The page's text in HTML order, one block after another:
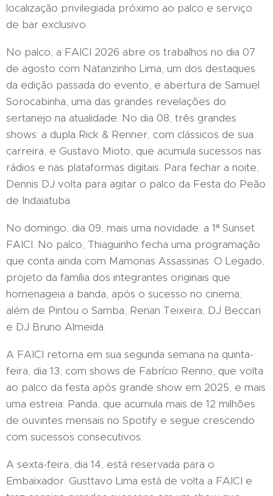
localização privilegiada próximo ao palco e serviço
de bar exclusivo.
No palco, a FAICI 2026 abre os trabalhos no dia 07
de agosto com Natanzinho Lima, um dos destaques
da edição passada do evento, e abertura de Samuel
Sorocabinha, uma das grandes revelações do
sertanejo na atualidade. No dia 08, três grandes
shows: a dupla Rick & Renner, com clássicos de sua
carreira, e Gustavo Mioto, que acumula sucessos nas
rádios e nas plataformas digitais. Para fechar a noite,
Dennis DJ volta para agitar o palco da Festa do Peão
de Indaiatuba.
No domingo, dia 09, mais uma novidade: a 1ª Sunset
FAICI. No palco, Thiaguinho fecha uma programação
que conta ainda com Mamonas Assassinas: O Legado,
projeto da família dos integrantes originais que
homenageia a banda, após o sucesso no cinema;
além de Pintou o Samba, Renan Teixeira, DJ Beccari
e DJ Bruno Almeida.
A FAICI retorna em sua segunda semana na quinta-
feira, dia 13, com shows de Fabrício Renno, que volta
ao palco da festa após grande show em 2025, e mais
uma estreia: Panda, que acumula mais de 12 milhões
de ouvintes mensais no Spotify e segue crescendo
com sucessos consecutivos.
A sexta-feira, dia 14, está reservada para o
Embaixador. Gusttavo Lima está de volta a FAICI e